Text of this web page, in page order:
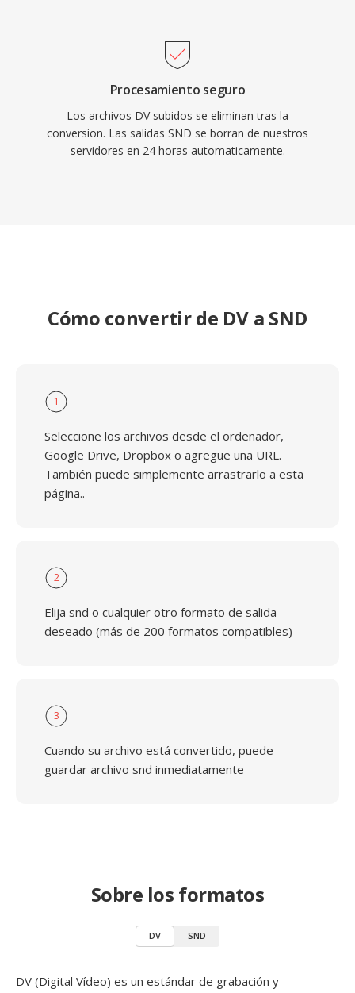
Procesamiento seguro
Los archivos DV subidos se eliminan tras la
conversion. Las salidas SND se borran de nuestros
servidores en 24 horas automaticamente.
Cómo convertir de DV a SND
1
Seleccione los archivos desde el ordenador,
Google Drive, Dropbox o agregue una URL.
También puede simplemente arrastrarlo a esta
página..
2
Elija snd o cualquier otro formato de salida
deseado (más de 200 formatos compatibles)
3
Cuando su archivo está convertido, puede
guardar archivo snd inmediatamente
Sobre los formatos
DV SND
DV (Digital Vídeo) es un estándar de grabación y